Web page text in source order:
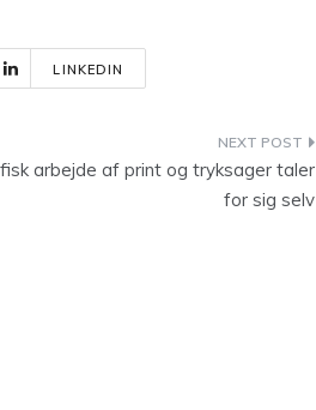
LINKEDIN
arbejde af print og tryksager taler
for sig selv